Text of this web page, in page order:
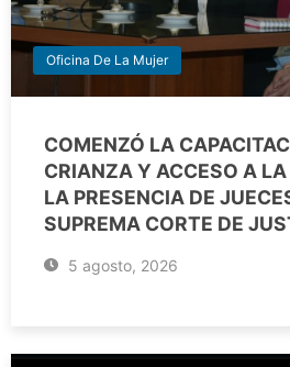
Oficina De La Mujer
COMENZÓ LA
CRIANZA Y ACCESO A
LA PRESENCIA DE
SUPREMA CORTE DE
5 agosto, 2026